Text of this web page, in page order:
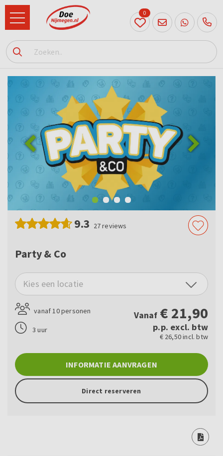
024
204
0
9.3 27reviews
Party & Co
Kies een locatie
vanaf 10 personen
3 uur
Vanaf € 21,90
p.p. excl. btw
€ 26,50 incl. btw
INFORMATIE AANVRAGEN
Direct reserveren